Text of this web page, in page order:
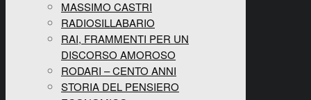
MASSIMO CASTRI
RADIOSILLABARIO
RAI, FRAMMENTI PER UN
DISCORSO AMOROSO
RODARI – CENTO ANNI
STORIA DEL PENSIERO